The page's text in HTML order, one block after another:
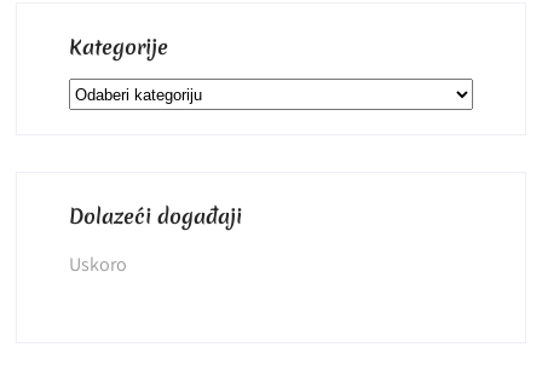
Kategorije
Kategorije
Dolazeći događaji
Uskoro